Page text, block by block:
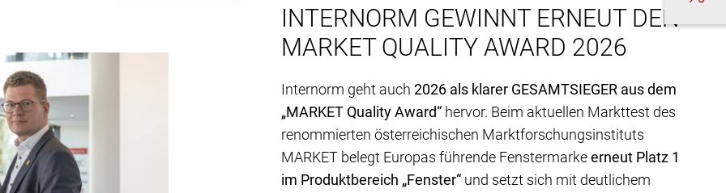
INTERNORM GEWINNT ERNEUT DEN
MARKET QUALITY AWARD 2026
Internorm geht auch 2026 als klarer GESAMTSIEGER aus dem
„MARKET Quality Award“hervor. Beim aktuellen Markttest des
renommierten österreichischen Marktforschungsinstituts
MARKET belegt Europas führende Fenstermarkeerneut Platz 1
im Produktbereich „Fenster“und setzt sich mit deutlichem